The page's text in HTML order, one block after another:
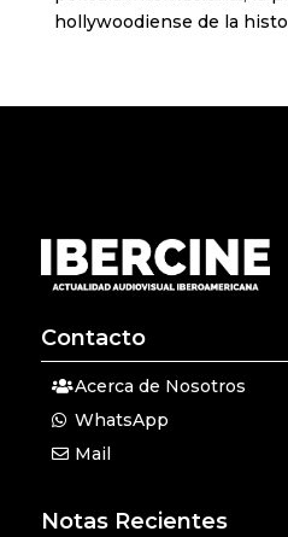
hollywoodiense de la
Contacto
Acerca de Nosotros
WhatsApp
Mail
Notas Recientes